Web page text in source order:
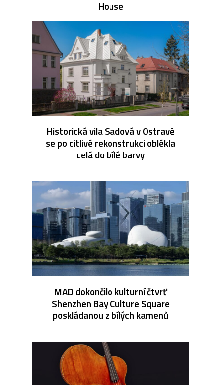
House
Historická vila Sadová v Ostravě
se po citlivé rekonstrukci oblékla
celá do bílé barvy
MAD dokončilo kulturní čtvrť
Shenzhen Bay Culture Square
poskládanou z bílých kamenů